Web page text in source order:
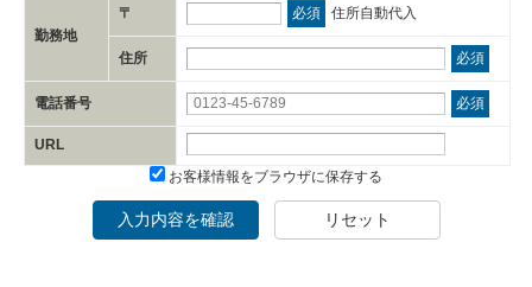
勤務地
〒 必須 住所自動代入
住所 必須
電話番号 必須
URL
お客様情報をブラウザに保存する
入力内容を確認 リセット